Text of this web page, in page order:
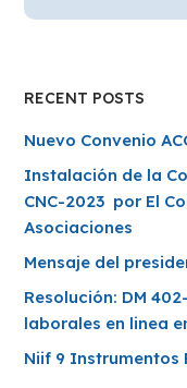
RECENT POSTS
Nuevo Convenio
Instalación de la
CNC-2023 por El
Asociaciones
Mensaje del
Resolución: DM
laborales en linea
Niif 9 Instrumentos